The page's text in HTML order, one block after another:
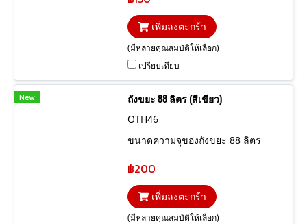
เพิ่มลงตะกร้า
(มีหลายคุณสมบัติให้เลือก)
เปรียบเทียบ
New
ถังขยะ 88 ลิตร (สีเขียว)
OTH46
ขนาดความจุของถังขยะ 88 ลิตร
฿200
เพิ่มลงตะกร้า
(มีหลายคุณสมบัติให้เลือก)